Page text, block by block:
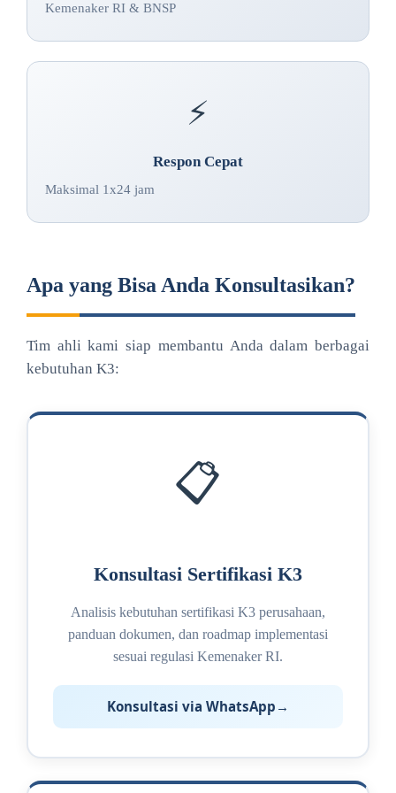
Kemenaker RI & BNSP
⚡
Respon Cepat
Maksimal 1x24 jam
Apa yang Bisa Anda Konsultasikan?
Tim ahli kami siap membantu Anda dalam berbagai
kebutuhan K3:
📋
Konsultasi Sertifikasi K3
Analisis kebutuhan sertifikasi K3 perusahaan,
panduan dokumen, dan roadmap implementasi
sesuai regulasi Kemenaker RI.
Konsultasi via WhatsApp